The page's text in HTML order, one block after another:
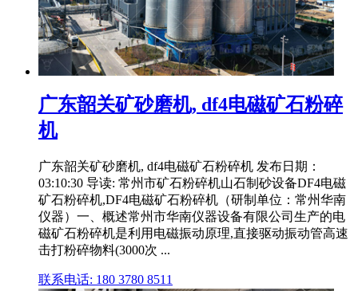
广东韶关矿砂磨机, df4电磁矿石粉碎
机
广东韶关矿砂磨机, df4电磁矿石粉碎机 发布日期：
03:10:30 导读: 常州市矿石粉碎机山石制砂设备DF4电磁
矿石粉碎机,DF4电磁矿石粉碎机（研制单位：常州华南
仪器）一、概述常州市华南仪器设备有限公司生产的电
磁矿石粉碎机是利用电磁振动原理,直接驱动振动管高速
击打粉碎物料(3000次 ...
联系电话: 180 3780 8511